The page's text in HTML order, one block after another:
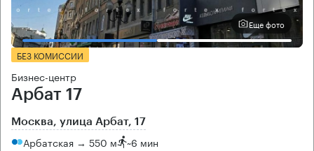
Еще фото
БЕЗ КОМИССИИ
Бизнес-центр
Арбат 17
Москва, улица Арбат, 17
Арбатская → 550 м ~6 мин